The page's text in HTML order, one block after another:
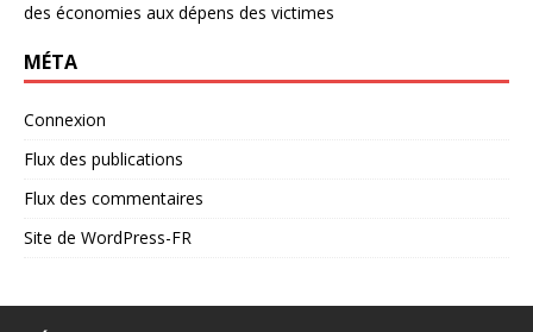
des économies aux dépens des victimes
MÉTA
Connexion
Flux des publications
Flux des commentaires
Site de WordPress-FR